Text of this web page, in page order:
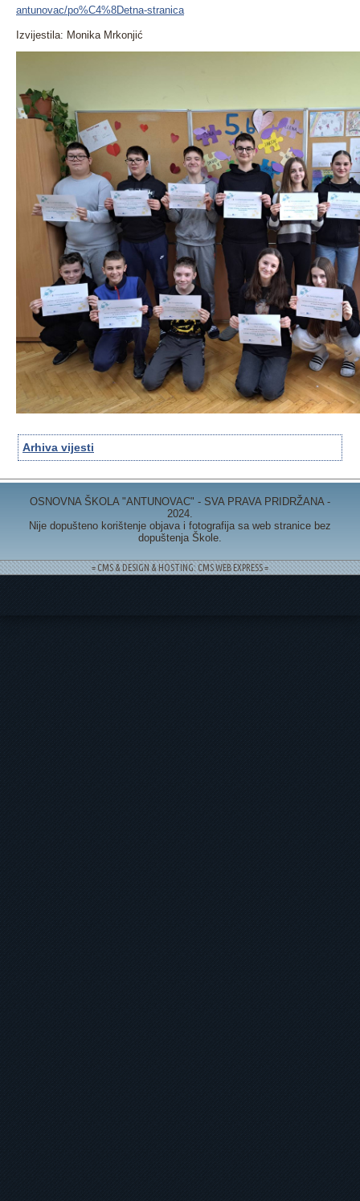
antunovac/po%C4%8Detna-stranica
Izvijestila: Monika Mrkonjić
Arhiva vijesti
OSNOVNA ŠKOLA "ANTUNOVAC" - SVA PRAVA PRIDRŽANA -
2024.
Nije dopušteno korištenje objava i fotografija sa web stranice bez
dopuštenja Škole.
= CMS & DESIGN & HOSTING: CMS WEB EXPRESS =